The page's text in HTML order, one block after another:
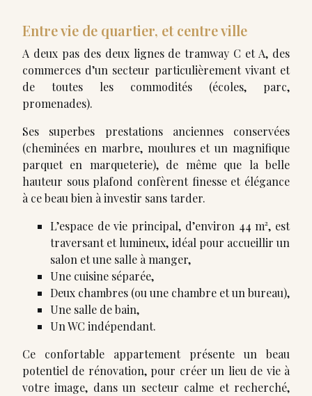
Entre vie de quartier, et centre ville
A deux pas des deux lignes de tramway C et A, des
commerces d’un secteur particulièrement vivant et
de toutes les commodités (écoles, parc,
promenades).
Ses superbes prestations anciennes conservées
(cheminées en marbre, moulures et un magnifique
parquet en marqueterie), de même que la belle
hauteur sous plafond confèrent finesse et élégance
à ce beau bien à investir sans tarder.
L’espace de vie principal, d’environ 44 m², est
traversant et lumineux, idéal pour accueillir un
salon et une salle à manger,
Une cuisine séparée,
Deux chambres (ou une chambre et un bureau),
Une salle de bain,
Un WC indépendant.
Ce confortable appartement présente un beau
potentiel de rénovation, pour créer un lieu de vie à
votre image, dans un secteur calme et recherché,